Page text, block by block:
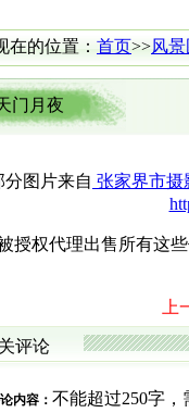
在的位置： 首页>>风
门月夜
分图片来自 张家界市摄
授权代理出售所有这
上
评论
内容： 不能超过250字，